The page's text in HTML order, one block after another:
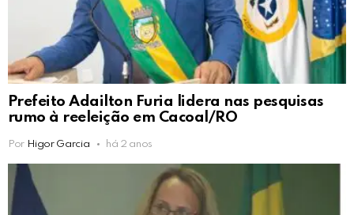
Prefeito Adailton Furia lidera nas pesquisas
rumo à reeleição em Cacoal/RO
Por Higor Garcia há 2 anos